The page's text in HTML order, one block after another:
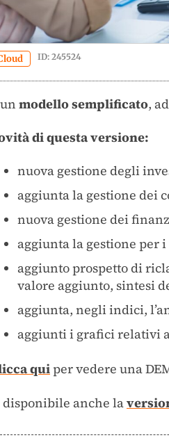
ID: 245524
modello semplificato,
di questa versione:
nuova gestione degli
aggiunta la gestione dei
nuova gestione dei
aggiunta la gestione per
aggiunto prospetto di
valore aggiunto, sintesi
aggiunta, negli indici,
aggiunti i grafici relativi
quiper vedere una
disponibile anche la